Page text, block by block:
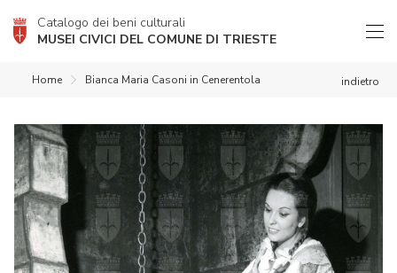
Catalogo dei beni culturali
MUSEI CIVICI DEL COMUNE DI TRIESTE
indietro
Home Bianca Maria Casoni in Cenerentola